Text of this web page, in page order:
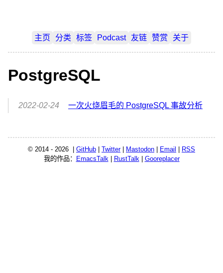
主页 分类 标签 Podcast 友链 赞赏 关于
PostgreSQL
2022-02-24 一次火烧眉毛的 PostgreSQL 事故分析
© 2014 - 2026 | GitHub Twitter| Mastodon Email
RSS
我的作品：
EmacsTalk| RustTalk| Gooreplacer